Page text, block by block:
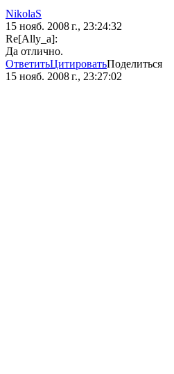
NikolaS
15 нояб. 2008 г., 23:24:32
Re[Ally_a]:
Да отлично.
ОтветитьЦитироватьПоделиться
15 нояб. 2008 г., 23:27:02